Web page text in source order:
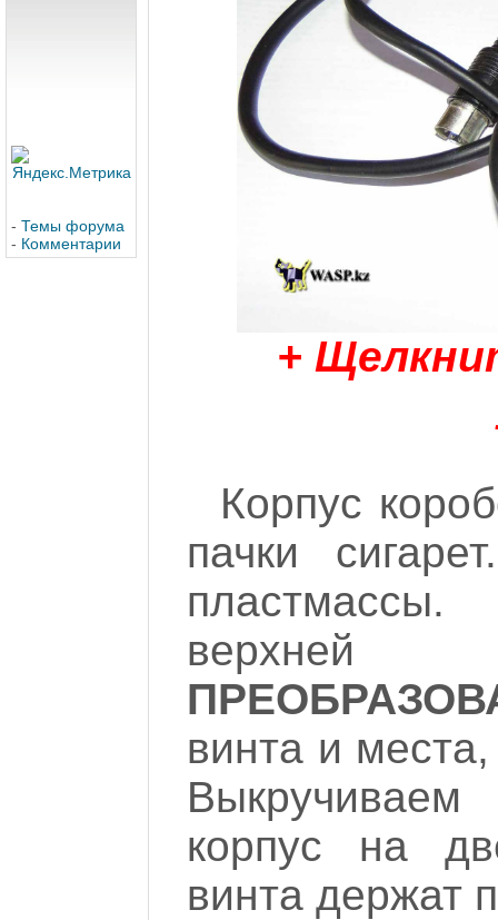
- Темы форума
- Комментарии
+
Корпус
пачки
винта и
корпус на
винта держат